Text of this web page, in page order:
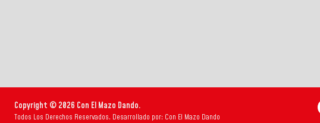
Copyright © 2026 Con El Mazo Dando.
Todos Los Derechos Reservados. Desarrollado por: Con El Mazo Dando